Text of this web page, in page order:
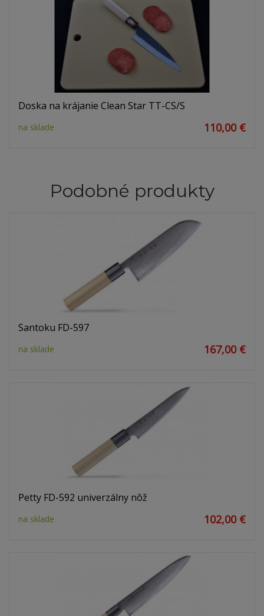
Doska na krájanie Clean Star TT-CS/S
na sklade 110,00 €
Podobné produkty
Santoku FD-597
na sklade 167,00 €
Petty FD-592 univerzálny nôž
na sklade 102,00 €